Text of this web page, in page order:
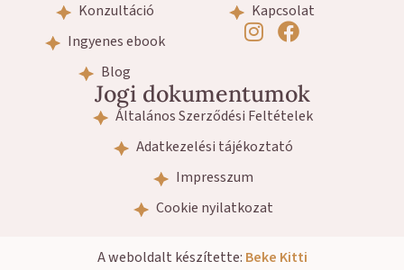
Konzultáció
Ingyenes ebook
Blog
Kapcsolat
Jogi dokumentumok
Általános Szerződési Feltételek
Adatkezelési tájékoztató
Impresszum
Cookie nyilatkozat
A weboldalt készítette: Beke Kitti